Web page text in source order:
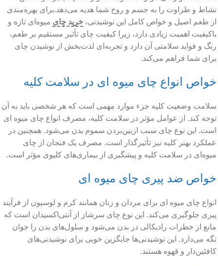
نشاط و طراوت را به جسم و روح شما هدیه می‌دهد.برای بهره‌مندی
از طعم اصیل و خواص کامل این نوشیدنی، خرید چای میوه‌ای تازه و
باکیفیت اهمیت زیادی دارد، زیرا کیفیت چای تأثیر مستقیم بر طعم،
رنگ و فواید سلامتی آن دارد و تجربه‌ای لذت‌بخش از نوشیدن چای
برای شما فراهم می‌کند.
خواص انواع چای میوه ای در سلامت کلیه
سلامت وضعیت کلیه جزء موارد مهمی است که هر شخصی باید به آن
توجه کند. از عوامل مؤثر در سلامت کلیه، مصرف انواع چای میوه ای
است. این نوع چای سبب ازبین‌بردن سموم بدن می‌شود. همچنین در
عملکرد بهتر کلیه نیز تأثیرگذار است. مصرف یک فنجان از چای
میوه‌ای در سلامت کلیه و پیشگیری از بیماری‌های کلیوی مؤثر است.
خواص ضد پیری چای میوه ای
انواع چای میوه ای برای مردان و زنان همانند کرم و لوسیون از فرآیند
پیری جلوگیری می‌کند. این نوع چای سرشاز از آنتی‌اکسیدان است که
مانع از خطرات رادیکالی در بدن می‌شود و سلول‌های بدن را جوان
نگه می‌دارد. این نوشیدنی‌ها جایگزین خوبی برای نوشیدنی‌های
کافئین‌دار و قهوه هستند.